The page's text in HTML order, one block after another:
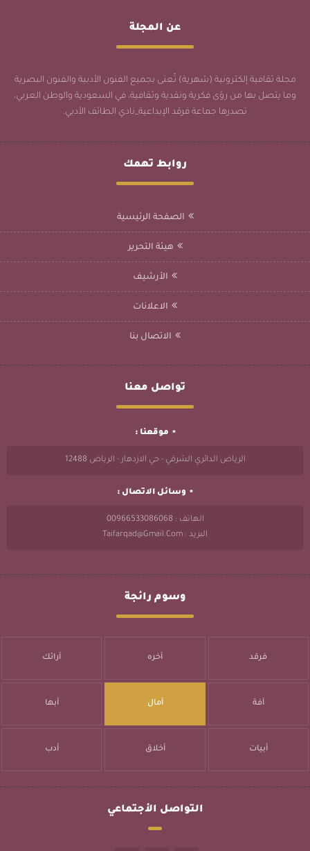
عن المجلة
مجلة ثقافية إلكترونية (شهرية) تُعنى بجميع الفنون الأدبية والفنون البصرية
وما يتصل بها من رؤى فكرية ونقدية وثقافية، في السعودية والوطن العربي،
تصدرها جماعة فرقد الإبداعية_نادي الطائف الأدبي.
روابط تهمك
الصفحة الرئيسية
هيئة التحرير
الأرشيف
الاعلانات
الاتصال بنا
تواصل معنا
موقعنا :
الرياض الدائري الشرقي - حي الازدهار - الرياض 12488
وسائل الاتصال :
الهاتف : 00966533086068
البريد : Taifarqad@gmail.com
وسوم رائجة
فرقد آخره آرائك
آفة آمال أبها
أبيات أخلاق أدب
التواصل الأجتماعي